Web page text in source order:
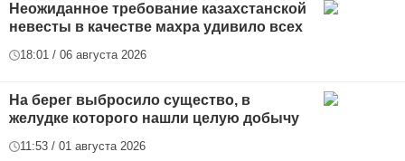
Неожиданное требование казахстанской
невесты в качестве махра удивило всех
18:01 / 06 августа 2026
На берег выбросило существо, в
желудке которого нашли целую добычу
11:53 / 01 августа 2026